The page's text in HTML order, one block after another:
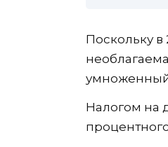
Поскольку в
умноженный
Налогом на